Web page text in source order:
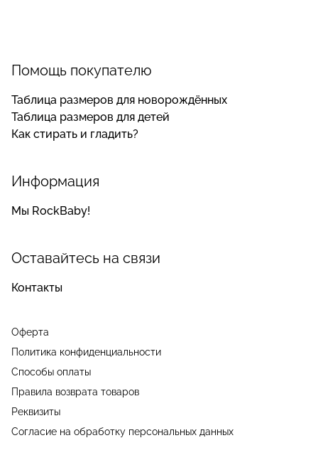
Помощь покупателю
Таблица размеров для новорождённых
Таблица размеров для детей
Как стирать и гладить?
Информация
Мы RockBaby!
Оставайтесь на связи
Контакты
Оферта
Политика конфиденциальности
Способы оплаты
Правила возврата товаров
Реквизиты
Согласие на обработку персональных данных